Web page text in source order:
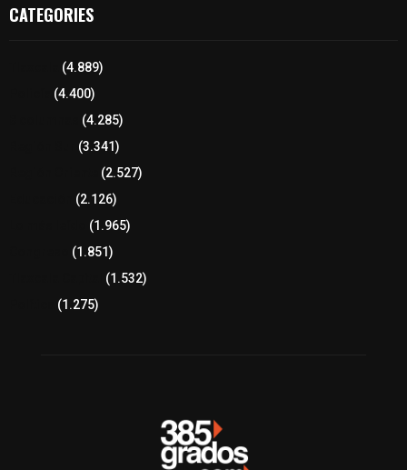
CATEGORIES
(4.889)
(4.400)
(4.285)
(3.341)
(2.527)
(2.126)
(1.965)
(1.851)
(1.532)
(1.275)